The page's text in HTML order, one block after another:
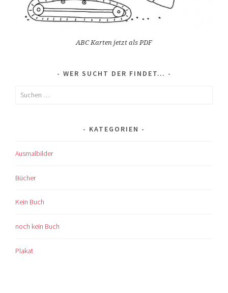
ABC Karten jetzt als PDF
WER SUCHT DER FINDET…
Suchen
KATEGORIEN
Ausmalbilder
Bücher
Kein Buch
noch kein Buch
Plakat